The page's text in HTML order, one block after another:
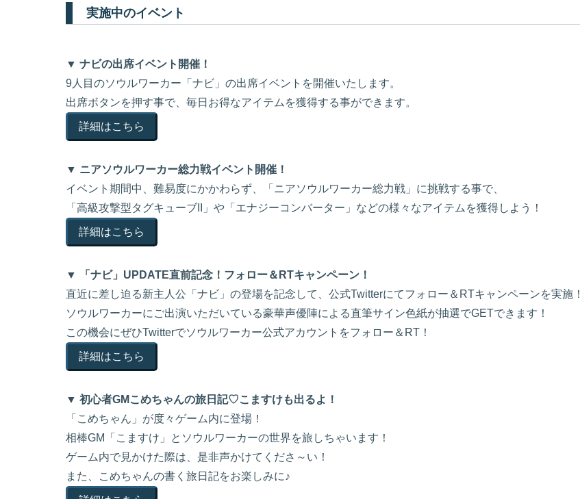
実施中のイベント
▼ ナビの出席イベント開催！
9人目のソウルワーカー「ナビ」の出席イベントを開催いたします。
出席ボタンを押す事で、毎日お得なアイテムを獲得する事ができます。
詳細はこちら
▼ ニアソウルワーカー総力戦イベント開催！
イベント期間中、難易度にかかわらず、「ニアソウルワーカー総力戦」に挑戦する事で、
「高級攻撃型タグキューブII」や「エナジーコンバーター」などの様々なアイテムを獲得しよう！
詳細はこちら
▼ 「ナビ」UPDATE直前記念！フォロー＆RTキャンペーン！
直近に差し迫る新主人公「ナビ」の登場を記念して、公式Twitterにてフォロー＆RTキャンペーンを実施！
ソウルワーカーにご出演いただいている豪華声優陣による直筆サイン色紙が抽選でGETできます！
この機会にぜひTwitterでソウルワーカー公式アカウントをフォロー＆RT！
詳細はこちら
▼ 初心者GMこめちゃんの旅日記♡こますけも出るよ！
「こめちゃん」が度々ゲーム内に登場！
相棒GM「こますけ」とソウルワーカーの世界を旅しちゃいます！
ゲーム内で見かけた際は、是非声かけてくださ～い！
また、こめちゃんの書く旅日記をお楽しみに♪